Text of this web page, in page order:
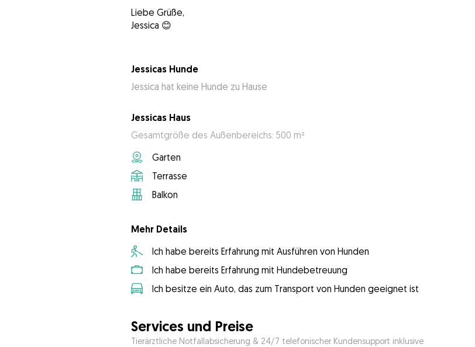
Liebe Grüße,
Jessica 😊
Jessicas Hunde
Jessica hat keine Hunde zu Hause
Jessicas Haus
Gesamtgröße des Außenbereichs: 500 m²
Garten
Terrasse
Balkon
Mehr Details
Ich habe bereits Erfahrung mit Ausführen von Hunden
Ich habe bereits Erfahrung mit Hundebetreuung
Ich besitze ein Auto, das zum Transport von Hunden geeignet ist
Services und Preise
Tierärztliche Notfallabsicherung & 24/7 telefonischer Kundensupport inklusive